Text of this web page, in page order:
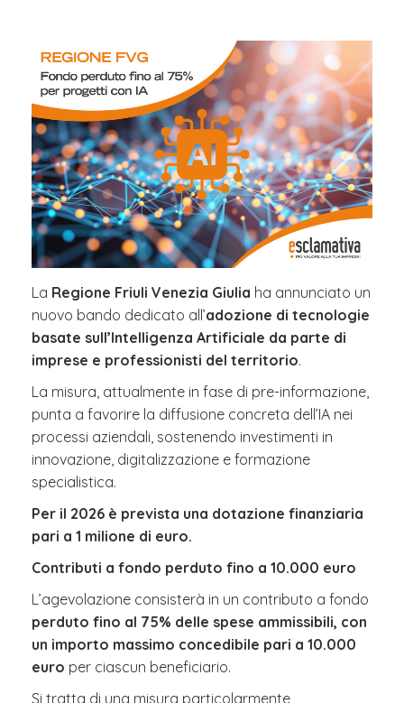
La Regione Friuli Venezia Giulia ha annunciato un
nuovo bando dedicato all’adozione di tecnologie
basate sull’Intelligenza Artificiale da parte di
imprese e professionisti del territorio.
La misura, attualmente in fase di pre-informazione,
punta a favorire la diffusione concreta dell’IA nei
processi aziendali, sostenendo investimenti in
innovazione, digitalizzazione e formazione
specialistica.
Per il 2026 è prevista una dotazione finanziaria
pari a 1 milione di euro.
Contributi a fondo perduto fino a 10.000 euro
L’agevolazione consisterà in un contributo a fondo
perduto fino al 75% delle spese ammissibili, con
un importo massimo concedibile pari a 10.000
euro per ciascun beneficiario.
Si tratta di una misura particolarmente